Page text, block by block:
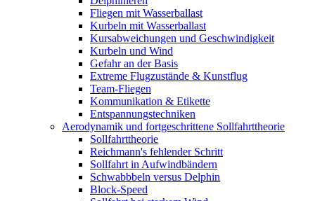
Fliegen mit Wasserballast
Kurbeln mit Wasserballast
Kursabweichungen und Geschwindigkeit
Kurbeln und Wind
Gefahr an der Basis
Extreme Flugzustände & Kunstflug
Team-Fliegen
Kommunikation & Etikette
Entspannungstechniken
Aerodynamik und fortgeschrittene Sollfahrttheorie
Sollfahrttheorie
Reichmann's fehlender Schritt
Sollfahrt in Aufwindbändern
Schwabbbeln versus Delphin
Block-Speed